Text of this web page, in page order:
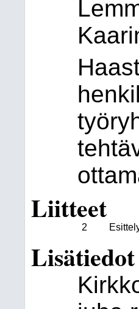
Liitteet
2
Lisätiedot